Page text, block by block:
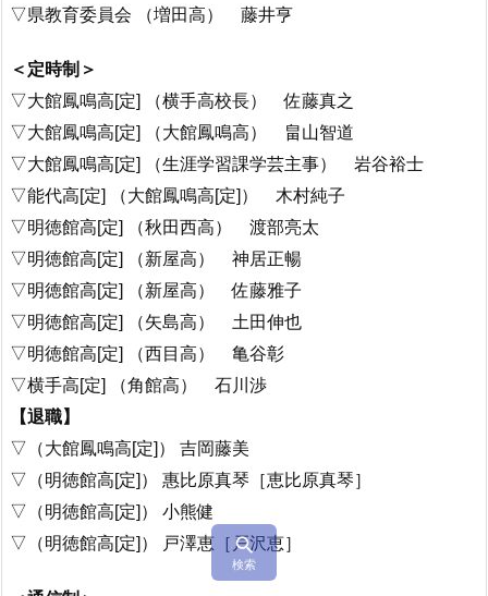
▽県教育委員会 （増田高） 藤井亨
＜定時制＞
▽大館鳳鳴高[定] （横手高校長） 佐藤真之
▽大館鳳鳴高[定] （大館鳳鳴高） 畠山智道
▽大館鳳鳴高[定] （生涯学習課学芸主事） 岩谷裕士
▽能代高[定] （大館鳳鳴高[定]） 木村純子
▽明徳館高[定] （秋田西高） 渡部亮太
▽明徳館高[定] （新屋高） 神居正暢
▽明徳館高[定] （新屋高） 佐藤雅子
▽明徳館高[定] （矢島高） 土田伸也
▽明徳館高[定] （西目高） 亀谷彰
▽横手高[定] （角館高） 石川渉
【退職】
▽（大館鳳鳴高[定]） 吉岡藤美
▽（明徳館高[定]） 惠比原真琴［恵比原真琴］
▽（明徳館高[定]） 小熊健
▽（明徳館高[定]） 戸澤恵［戸沢恵］

検索